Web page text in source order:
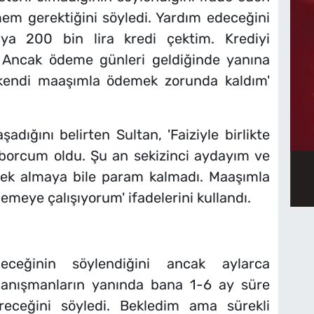
gerektiğini söyledi. Yardım edeceğini
200 bin lira kredi çektim. Krediyi
ödeme günleri geldiğinde yanına
maaşımla ödemek zorunda kaldım'
belirten Sultan, 'Faiziyle birlikte
oldu. Şu an sekizinci aydayım ve
almaya bile param kalmadı. Maaşımla
çalışıyorum' ifadelerini kullandı.
söylendiğini ancak aylarca
yanında bana 1-6 ay süre
söyledi. Bekledim ama sürekli